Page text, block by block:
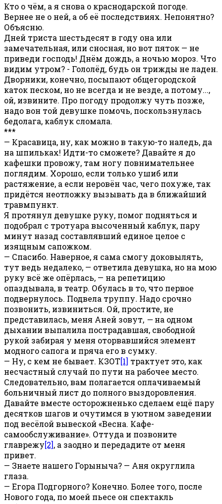
Кто о чём, а я снова о краснодарской погоде.
Вернее не о ней, а об её последствиях. Непонятно?
Объясню.
Дней триста шестьдесят в году она или
замечательная, или сносная, но вот пяток — не
приведи господь! Днём дождь, а ночью мороз. Что
видим утром? - Гололёд, будь он трижды не ладен.
Дворники, конечно, посыпают общегородской
каток песком, но не всегда и не везде, а потому...,
ой, извините. Про погоду продолжу чуть позже,
надо вон той девушке помочь, поскользнулась
бедолага, каблук сломала.
***
— Красавица, ну, как можно в такую-то наледь, да
на шпильках! Идти-то сможете? Давайте я до
кафешки провожу, там ногу повнимательнее
поглядим. Хорошо, если только ушиб или
растяжение, а если неровён час, чего похуже, так
придётся неотложку вызывать да в ближайший
травмпункт.
Я протянул девушке руку, помог подняться и
подобрал с тротуара высоченный каблук, пару
минут назад составлявший единое целое с
изящным сапожком.
— Спасибо. Наверное, я сама смогу доковылять,
тут ведь недалеко, — ответила девушка, но на мою
руку всё же опёрлась, — на репетицию
опаздывала, в театр. Обулась в то, что первое
подвернулось. Подвела труппу. Надо срочно
позвонить, извиниться. Ой, простите, не
представилась, меня Аней зовут, —на одном
дыхании выпалила пострадавшая, свободной
рукой забирая у меня оторвавшийся элемент
модного сапога и пряча его в сумку.
— Ну, с кем не бывает. КЗОТ[1] трактует это, как
несчастный случай по пути на рабочее место.
Следовательно, вам полагается оплачиваемый
больничный лист до полного выздоровления.
Давайте вместе осторожненько сделаем ещё пару
десятков шагов и очутимся в уютном заведении
под весёлой вывеской «Весна. Кафе-
самообслуживание». Оттуда и позвоните
главрежу[2], а заодно и передадите от меня
привет.
— Знаете нашего Горыныча? — Аня округлила
глаза.
— Егора Подгорного? Конечно. Более того, после
Нового года, по моей пьесе он спектакль